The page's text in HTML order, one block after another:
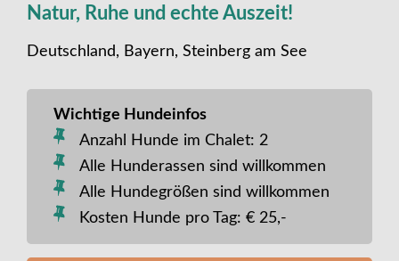
Natur, Ruhe und echte Auszeit!
Deutschland, Bayern, Steinberg am See
Wichtige Hundeinfos
Anzahl Hunde im Chalet: 2
Alle Hunderassen sind willkommen
Alle Hundegrößen sind willkommen
Kosten Hunde pro Tag: € 25,-